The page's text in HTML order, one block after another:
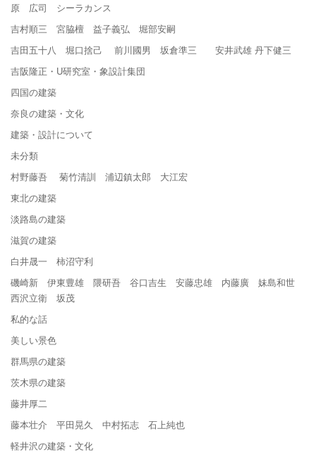
原 広司 シーラカンス
吉村順三 宮脇檀 益子義弘 堀部安嗣
吉田五十八 堀口捨己 前川國男 坂倉準三 安井武雄 丹下健三
吉阪隆正・U研究室・象設計集団
四国の建築
奈良の建築・文化
建築・設計について
未分類
村野藤吾 菊竹清訓 浦辺鎮太郎 大江宏
東北の建築
淡路島の建築
滋賀の建築
白井晟一 柿沼守利
磯崎新 伊東豊雄 隈研吾 谷口吉生 安藤忠雄 内藤廣 妹島和世
西沢立衛 坂茂
私的な話
美しい景色
群馬県の建築
茨木県の建築
藤井厚二
藤本壮介 平田晃久 中村拓志 石上純也
軽井沢の建築・文化